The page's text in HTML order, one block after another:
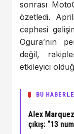
sonrası
özetledi.
cephesi
Ogura’nın
değil,
etkileyici
BU
Alex
çıkış: “13